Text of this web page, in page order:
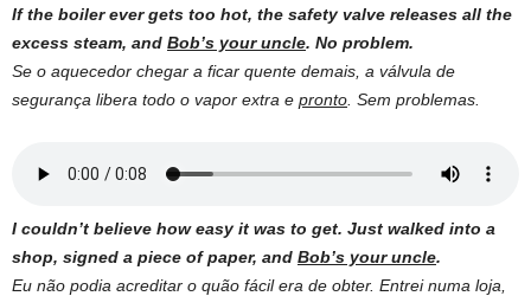
If the boiler ever gets too hot, the safety valve releases all the
excess steam, and Bob’s your uncle. No problem.
Se o aquecedor chegar a ficar quente demais, a válvula de
segurança libera todo o vapor extra e pronto . Sem problemas.
I couldn’t believe how easy it was to get. Just walked into a
shop, signed a piece of paper, and Bob’s your uncle.
Eu não podia acreditar o quão fácil era de obter. Entrei numa loja,